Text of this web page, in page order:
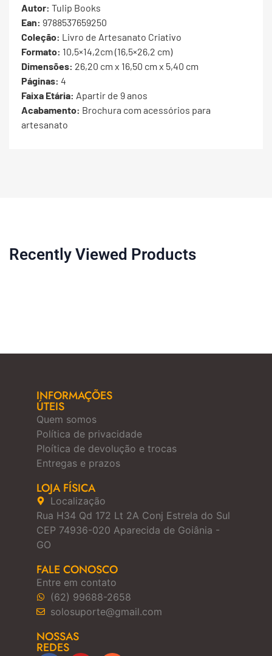
Autor: Tulip Books
Ean: 9788537659250
Coleção: Livro de Artesanato Criativo
Formato: 10,5×14,2cm (16,5×26,2 cm)
Dimensões: 26,20 cm x 16,50 cm x 5,40 cm
Páginas: 4
Faixa Etária: Apartir de 9 anos
Acabamento: Brochura com acessórios para
artesanato
Recently Viewed Products
INFORMAÇÕES
ÚTEIS
Quem somos
Política de privacidade
Ploítica de devolução e trocas
Entregas e prazos
LOJA FÍSICA
Localização
Rua H34 Qd 172 Lt 2A Conj Estrela do Sul
CEP 74936-020 Aparecida de Goiânia -
GO
FALE CONOSCO
Entre em contato
(62) 99688-2658
solosuporte@gmail.com
NOSSAS
REDES